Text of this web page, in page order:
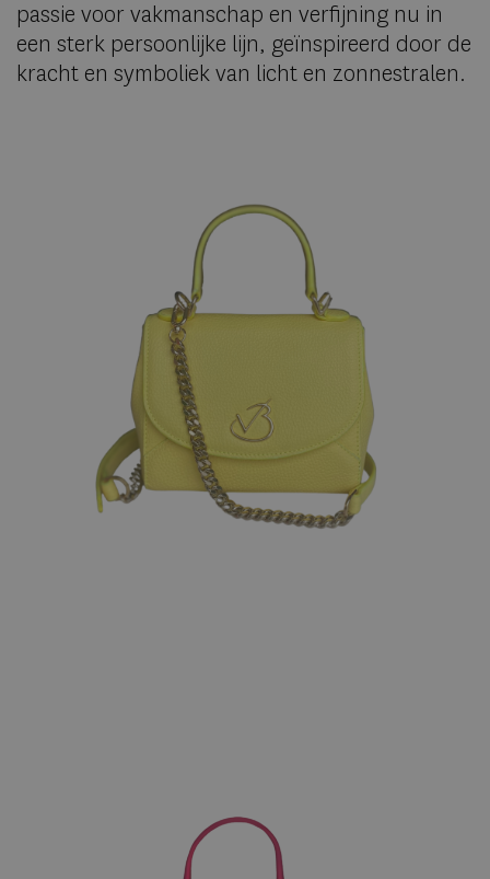
passie voor vakmanschap en verfijning nu in
een sterk persoonlijke lijn, geïnspireerd door de
kracht en symboliek van licht en zonnestralen.